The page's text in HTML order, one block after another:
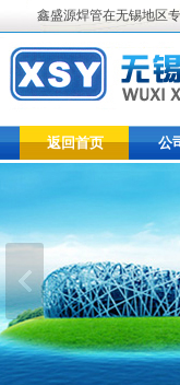
鑫盛源焊管在无锡地区
返回首页 公